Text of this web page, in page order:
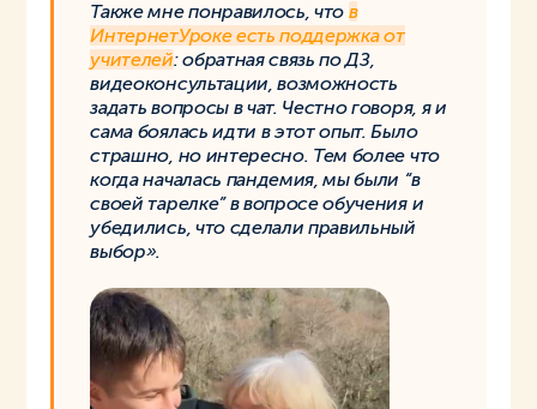
Также мне понравилось, что в
ИнтернетУроке есть поддержка от
учителей: обратная связь по ДЗ,
видеоконсультации, возможность
задать вопросы в чат. Честно говоря, я и
сама боялась идти в этот опыт. Было
страшно, но интересно. Тем более что
когда началась пандемия, мы были “в
своей тарелке” в вопросе обучения и
убедились, что сделали правильный
выбор».